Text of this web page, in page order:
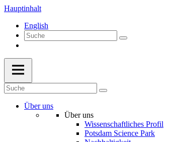
Hauptinhalt
English
Über uns
Über uns
Wissenschaftliches Profil
Potsdam Science Park